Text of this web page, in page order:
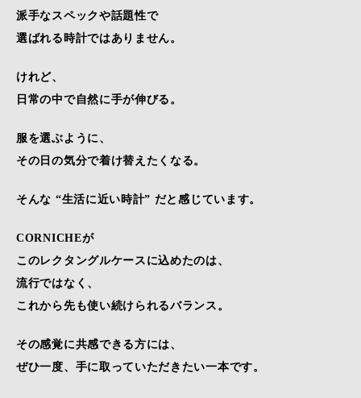
派手なスペックや話題性で
選ばれる時計ではありません。
けれど、
日常の中で自然に手が伸びる。
服を選ぶように、
その日の気分で着け替えたくなる。
そんな “生活に近い時計” だと感じています。
CORNICHEが
このレクタングルケースに込めたのは、
流行ではなく、
これから先も使い続けられるバランス。
その感覚に共感できる方には、
ぜひ一度、手に取っていただきたい一本です。